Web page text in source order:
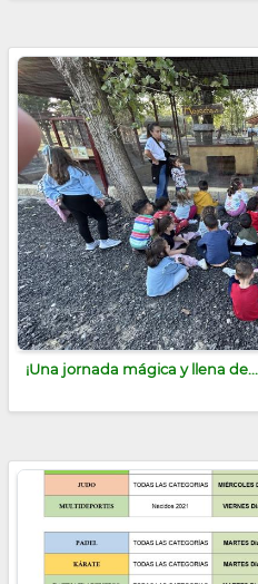
¡Una jornada mágica y llena de...